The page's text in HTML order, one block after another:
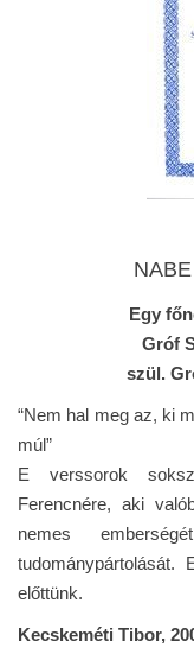
Egy
Gróf
szül.
“Nem hal meg az, ki
múl”
E verssorok
Ferencnére, aki
nemes
tudománypártolását.
előttünk.
Kecskeméti Tibor,